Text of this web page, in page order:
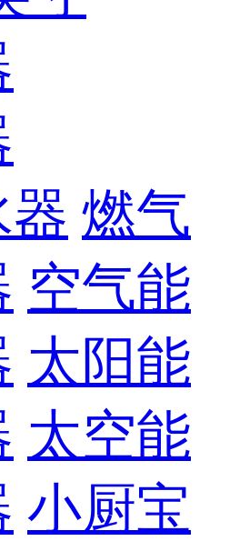
器 燃气
空气能
太阳能
太空能
小厨宝